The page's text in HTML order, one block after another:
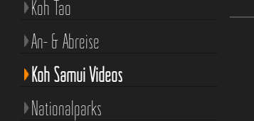
Koh Tao
An- & Abreise
Koh Samui Videos
Nationalparks